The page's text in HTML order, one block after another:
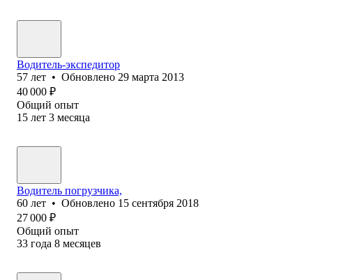
Водитель-экспедитор
57 лет • Обновлено 29 марта 2013
40 000 ₽
Общий опыт
15 лет 3 месяца
Водитель погрузчика,
60 лет • Обновлено 15 сентября 2018
27 000 ₽
Общий опыт
33 года 8 месяцев